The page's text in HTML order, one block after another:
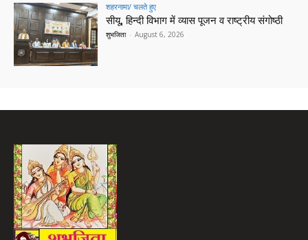
शहरनामा/ चलते हुए
सीयू, हिन्दी विभाग में व्यास पूजन व राष्ट्रीय संगोष्ठी
शुभजिता - August 6, 2026